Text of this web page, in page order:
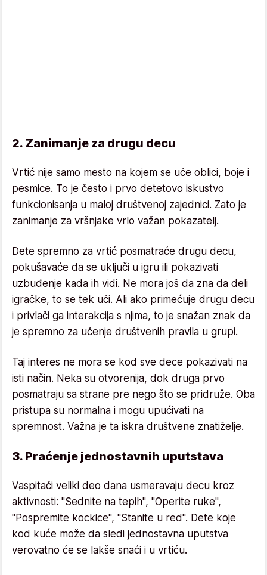
2. Zanimanje za drugu decu
Vrtić nije samo mesto na kojem se uče oblici, boje i
pesmice. To je često i prvo detetovo iskustvo
funkcionisanja u maloj društvenoj zajednici. Zato je
zanimanje za vršnjake vrlo važan pokazatelj.
Dete spremno za vrtić posmatraće drugu decu,
pokušavaće da se uključi u igru ili pokazivati
uzbuđenje kada ih vidi. Ne mora još da zna da deli
igračke, to se tek uči. Ali ako primećuje drugu decu
i privlači ga interakcija s njima, to je snažan znak da
je spremno za učenje društvenih pravila u grupi.
Taj interes ne mora se kod sve dece pokazivati na
isti način. Neka su otvorenija, dok druga prvo
posmatraju sa strane pre nego što se pridruže. Oba
pristupa su normalna i mogu upućivati na
spremnost. Važna je ta iskra društvene znatiželje.
3. Praćenje jednostavnih uputstava
Vaspitači veliki deo dana usmeravaju decu kroz
aktivnosti: "Sednite na tepih", "Operite ruke",
"Pospremite kockice", "Stanite u red". Dete koje
kod kuće može da sledi jednostavna uputstva
verovatno će se lakše snaći i u vrtiću.